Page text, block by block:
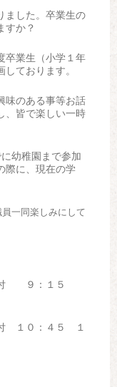
ました。卒業生の
すか？
卒業生（小学１年
ております。
味のある事等お話
、皆で楽しい一時
幼稚園まで参加
際に、現在の学
一同楽しみにして
９：１５
０：４５ １